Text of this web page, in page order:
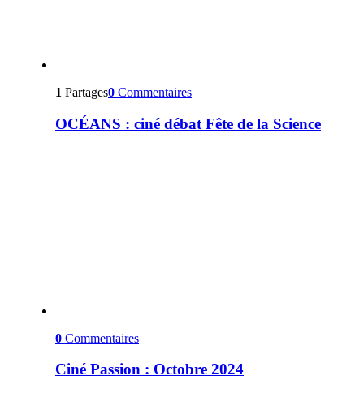
1 Partages0 Commentaires
OCÉANS : ciné débat Fête de la Science
0 Commentaires
Ciné Passion : Octobre 2024